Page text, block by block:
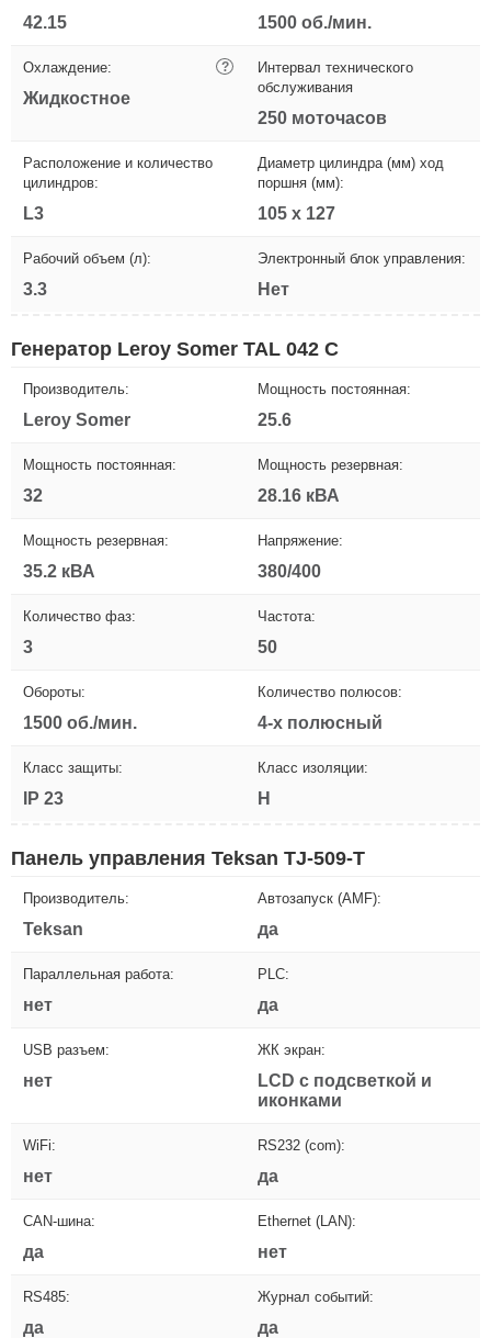
42.15 1500 об./мин.
Охлаждение: ?
Жидкостное
Интервал технического
обслуживания
250 моточасов
Расположение и количество
цилиндров:
L3
Диаметр цилиндра (мм) ход
поршня (мм):
105 х 127
Рабочий объем (л):
3.3
Электронный блок управления:
Нет
Генератор Leroy Somer TAL 042 C
Производитель:
Leroy Somer
Мощность постоянная:
25.6
Мощность постоянная:
32
Мощность резервная:
28.16 кВА
Мощность резервная:
35.2 кВА
Напряжение:
380/400
Количество фаз:
3
Частота:
50
Обороты:
1500 об./мин.
Количество полюсов:
4-х полюсный
Класс защиты:
IP 23
Класс изоляции:
H
Панель управления Teksan TJ-509-T
Производитель:
Teksan
Автозапуск (AMF):
да
Параллельная работа:
нет
PLC:
да
USB разъем:
нет
ЖК экран:
LCD с подсветкой и
иконками
WiFi:
нет
RS232 (com):
да
CAN-шина:
да
Ethernet (LAN):
нет
RS485:
да
Журнал событий:
да